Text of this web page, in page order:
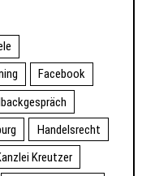
Facebook
Handelsrecht
Kreutzer